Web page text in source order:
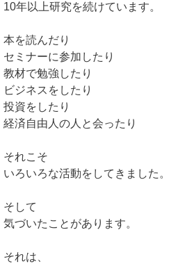
10年以上研究を続けています。
本を読んだり
セミナーに参加したり
教材で勉強したり
ビジネスをしたり
投資をしたり
経済自由人の人と会ったり
それこそ
いろいろな活動をしてきました。
そして
気づいたことがあります。
それは、